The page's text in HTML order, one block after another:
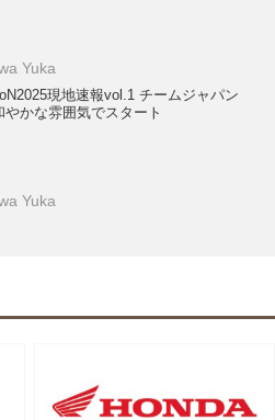
Yuka
現地速報vol.1 チームジャパン
やかな雰囲気でスタート
Yuka